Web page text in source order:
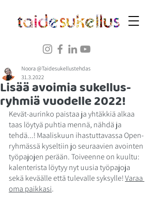
Lisää avoimia sukellus-
ryhmiä vuodelle 2022!
Noora @Taidesukellustehdas
31.3.2022
Kevät-aurinko paistaa ja yhtäkkiä alkaa
taas löytyä puhtia mennä, nähdä ja
tehdä...! Maaliskuun ihastuttavassa Open-
ryhmässä kyseltiin jo seuraavien avointen
työpajojen perään. Toiveenne on kuultu:
kalenterista löytyy nyt uusia työpajoja
sekä keväälle että tulevalle syksylle! Varaa
oma paikkasi.